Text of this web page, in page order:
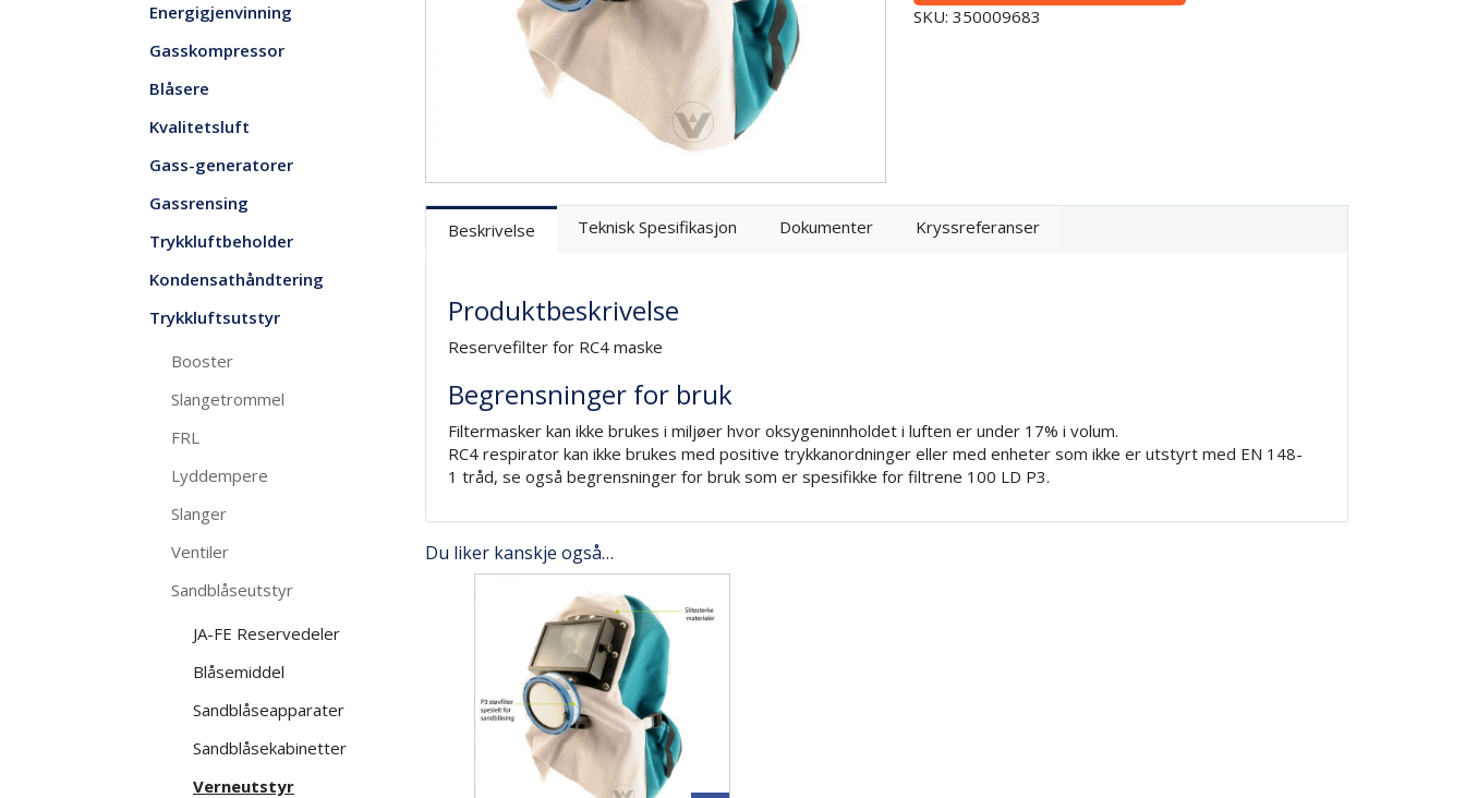
Energigjenvinning
Gasskompressor
Blåsere
Kvalitetsluft
Gass-generatorer
Gassrensing
Trykkluftbeholder
Kondensathåndtering
Trykkluftsutstyr
Booster
Slangetrommel
FRL
Lyddempere
Slanger
Ventiler
Sandblåseutstyr
JA-FE Reservedeler
Blåsemiddel
Sandblåseapparater
Sandblåsekabinetter
Verneutstyr
SKU: 350009683
Beskrivelse Teknisk Spesifikasjon Dokumenter Kryssreferanser
Produktbeskrivelse
Reservefilter for RC4 maske
Begrensninger for bruk
Filtermasker kan ikke brukes i miljøer hvor oksygeninnholdet i luften er under 17% i volum.
RC4 respirator kan ikke brukes med positive trykkanordninger eller med enheter som ikke er utstyrt med EN 148-
1 tråd, se også begrensninger for bruk som er spesifikke for filtrene 100 LD P3.
Du liker kanskje også…